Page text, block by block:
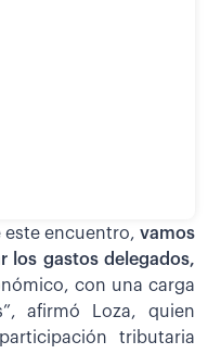
este encuentro, vamos
los gastos delegados,
con una carga
afirmó Loza, quien
tributaria